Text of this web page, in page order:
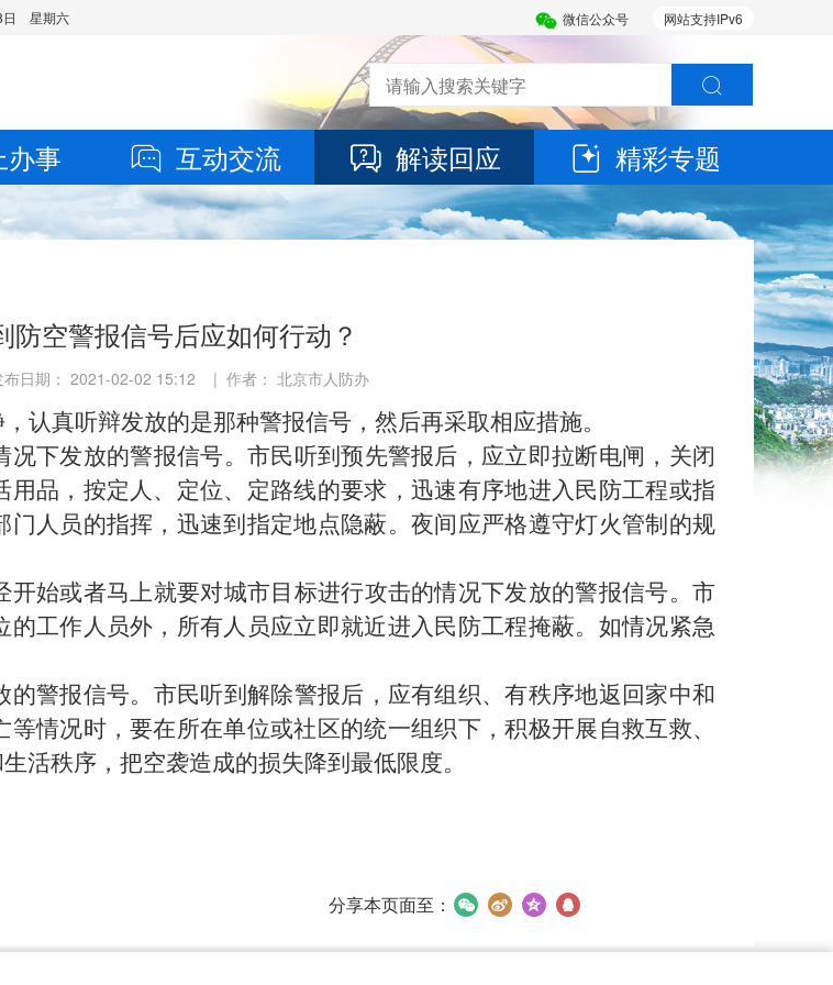
网站支持IPv6
微信公众号
日 星期六
办事 互动交流 解读回应 精彩专题
防空警报信号后应如何行动？
日期： 2021-02-02 15:12 | 作者： 北京市人防办
认真听辩发放的是那种警报信号，然后再采取相应措施。
下发放的警报信号。市民听到预先警报后，应立即拉断电闸，关闭
品，按定人、定位、定路线的要求，迅速有序地进入民防工程或指
人员的指挥，迅速到指定地点隐蔽。夜间应严格遵守灯火管制的规
始或者马上就要对城市目标进行攻击的情况下发放的警报信号。市
工作人员外，所有人员应立即就近进入民防工程掩蔽。如情况紧急
警报信号。市民听到解除警报后，应有组织、有秩序地返回家中和
情况时，要在所在单位或社区的统一组织下，积极开展自救互救、
活秩序，把空袭造成的损失降到最低限度。
分享本页面至：